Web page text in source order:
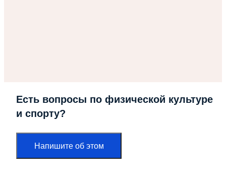
Есть вопросы по физической культуре
и спорту?
Напишите об этом